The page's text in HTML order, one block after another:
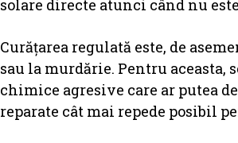
solare directe atunci când nu
Curățarea regulată este, de
sau la murdărie. Pentru aceasta,
chimice agresive care ar putea
reparate cât mai repede posibil